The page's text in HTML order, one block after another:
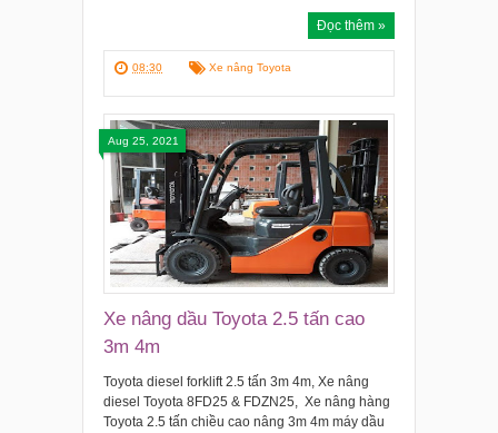
Đọc thêm »
08:30 Xe nâng Toyota
Xe nâng dầu Toyota 2.5 tấn cao
3m 4m
Toyota diesel forklift 2.5 tấn 3m 4m, Xe nâng
diesel Toyota 8FD25 & FDZN25, Xe nâng hàng
Toyota 2.5 tấn chiều cao nâng 3m 4m máy dầu
Aug 25, 2021